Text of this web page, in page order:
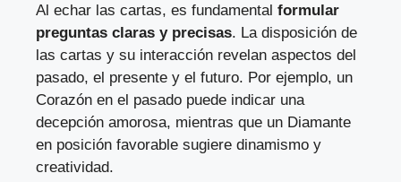
Al echar las cartas, es fundamental formular
preguntas claras y precisas. La disposición de
las cartas y su interacción revelan aspectos del
pasado, el presente y el futuro. Por ejemplo, un
Corazón en el pasado puede indicar una
decepción amorosa, mientras que un Diamante
en posición favorable sugiere dinamismo y
creatividad.